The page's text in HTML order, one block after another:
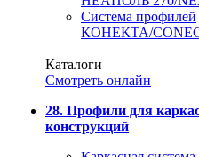
Система профилей
КОНЕКТА/
Каталоги
Смотреть онлайн
28. Профили для
конструкций